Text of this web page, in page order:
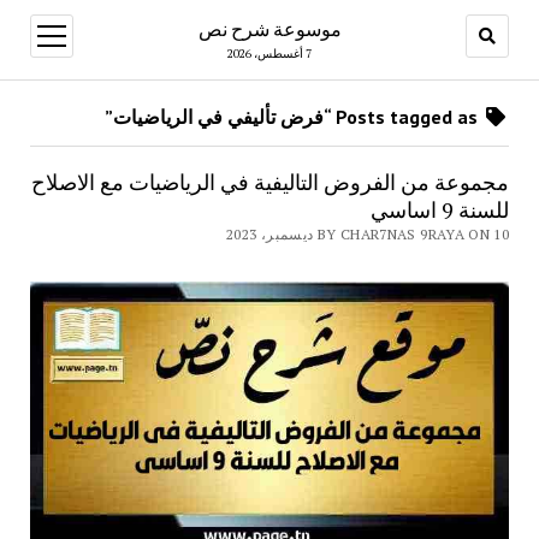
موسوعة شرح نص
7 أغسطس، 2026
open
menu
مجموعة من الفروض التاليفية في الرياضيات مع الاصلاح
للسنة 9 اساسي
BY CHAR7NAS 9RAYA ON 10 ديسمبر، 2023